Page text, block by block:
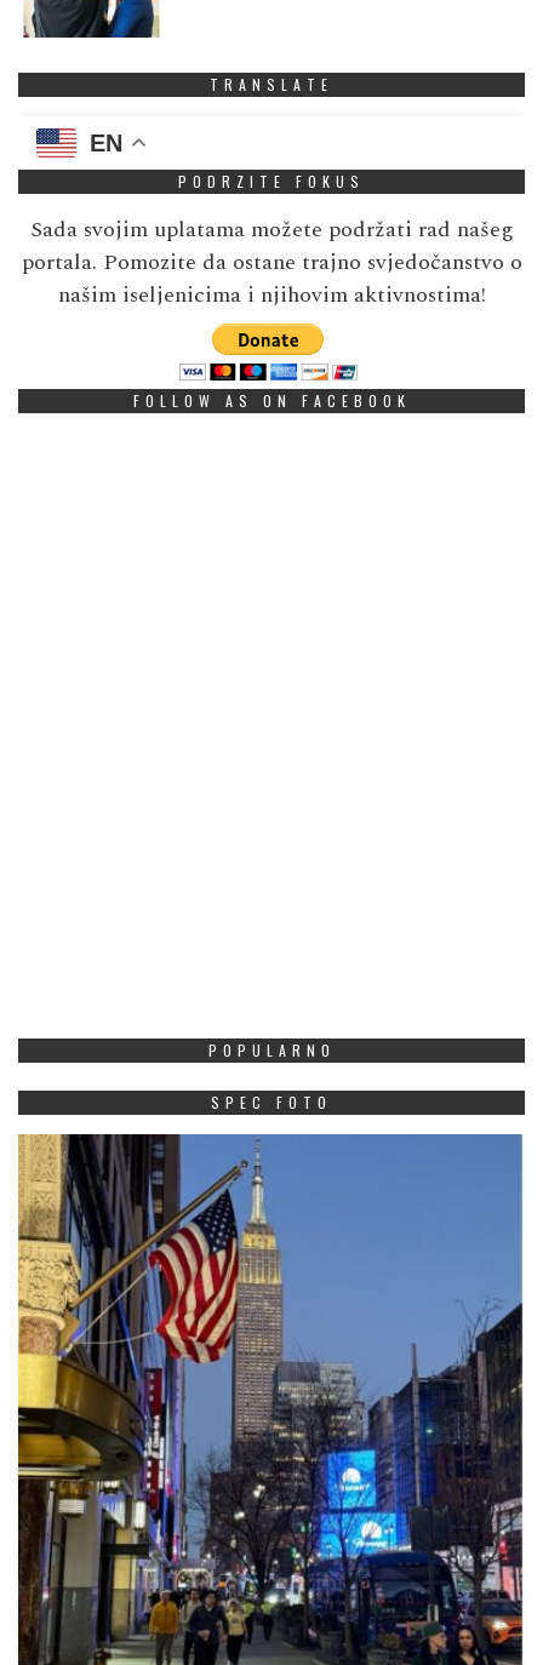
TRANSLATE
EN
PODRZITE FOKUS
Sada svojim uplatama možete podržati rad našeg
portala. Pomozite da ostane trajno svjedočanstvo o
našim iseljenicima i njihovim aktivnostima!
FOLLOW AS ON FACEBOOK
POPULARNO
SPEC FOTO